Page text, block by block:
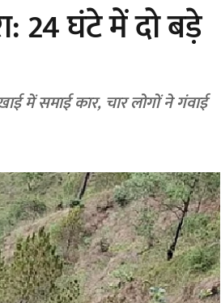
24 घंटे में दो बड़े
में समाई कार, चार लोगों ने गंवाई